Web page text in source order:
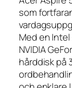
som
Med en
NVIDIA
hårddisk på